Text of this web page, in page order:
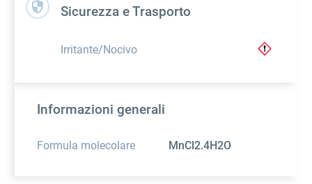
Sicurezza e Trasporto
Irritante/Nocivo
Informazioni generali
Formula molecolare MnCl2.4H2O